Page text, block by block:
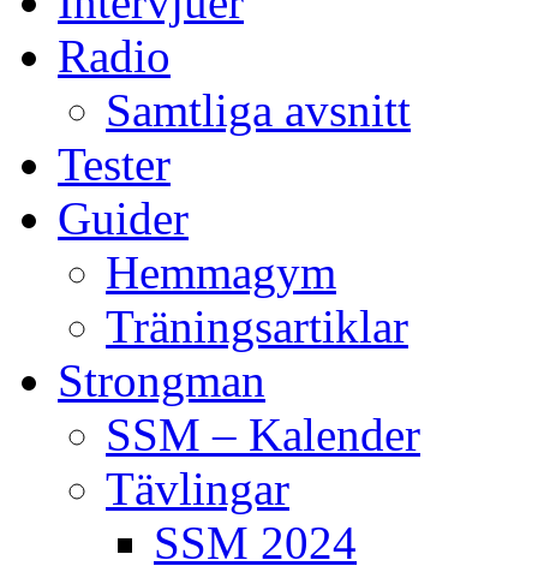
Radio
Samtliga avsnitt
Tester
Guider
Hemmagym
Träningsartiklar
Strongman
SSM – Kalender
Tävlingar
SSM 2024